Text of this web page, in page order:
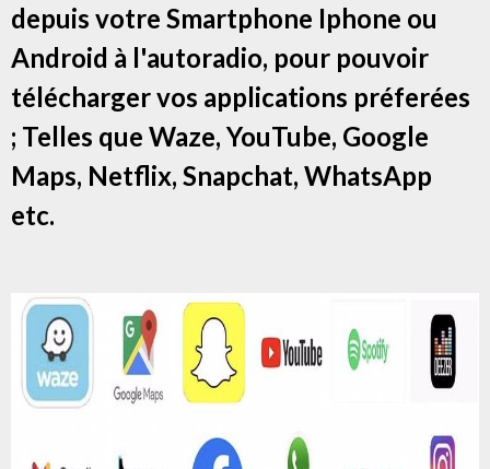
depuis votre Smartphone Iphone ou
Android à l'autoradio, pour pouvoir
télécharger vos applications préferées
; Telles que Waze, YouTube, Google
Maps, Netflix, Snapchat, WhatsApp
etc.